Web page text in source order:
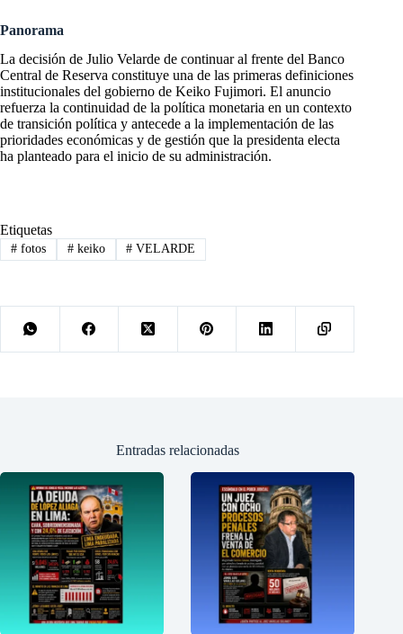
Panorama
La decisión de Julio Velarde de continuar al frente del Banco
Central de Reserva constituye una de las primeras definiciones
institucionales del gobierno de Keiko Fujimori. El anuncio
refuerza la continuidad de la política monetaria en un contexto
de transición política y antecede a la implementación de las
prioridades económicas y de gestión que la presidenta electa
ha planteado para el inicio de su administración.
Etiquetas
#fotos #keiko # VELARDE
Entradas relacionadas